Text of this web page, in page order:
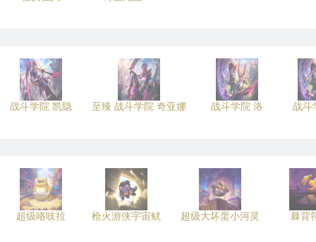
战斗学院 凯隐 至臻 战斗学院 奇亚娜 战斗学院 洛 战斗
超级咯吱拉 枪火游侠宇宙鱿 超级大坏蛋小河灵 棘背